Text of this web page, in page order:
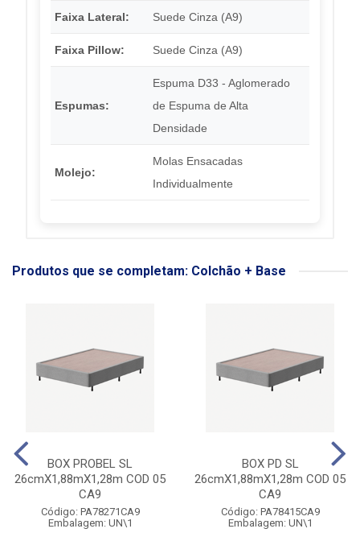
Faixa Lateral: Suede Cinza (A9)
Faixa Pillow: Suede Cinza (A9)
Espumas:
Espuma D33 - Aglomerado
de Espuma de Alta
Densidade
Molejo:
Molas Ensacadas
Individualmente
Produtos que se completam: Colchão + Base
BOX PROBEL SL
26cmX1,88mX1,28m COD 05
CA9
Código: PA78271CA9
Embalagem: UN\1
BOX PD SL
26cmX1,88mX1,28m COD 05
CA9
Código: PA78415CA9
Embalagem: UN\1